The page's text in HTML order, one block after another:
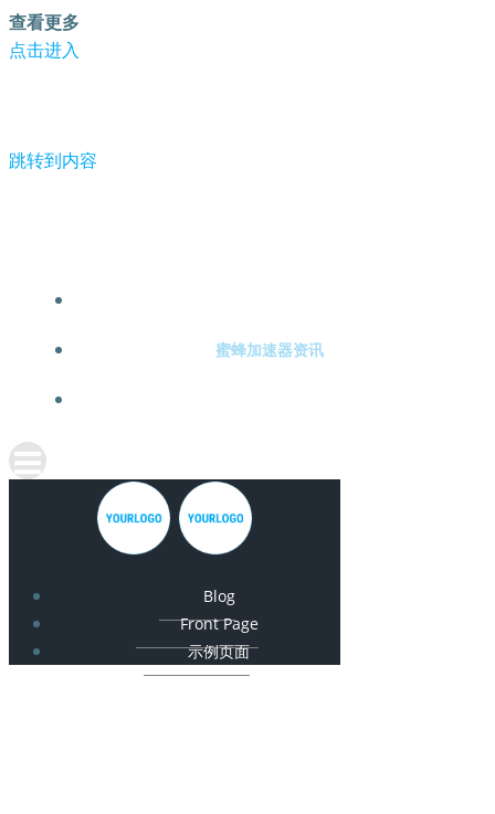
查看更多
点击进入
跳转到内容
蜜蜂加速器资讯
Blog
Front Page
示例页面